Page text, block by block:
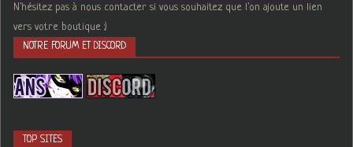
N'hésitez pas à nous contacter si vous souhaitez que l'on ajoute un lien
vers votre boutique :)
NOTRE FORUM ET DISCORD
TOP SITES